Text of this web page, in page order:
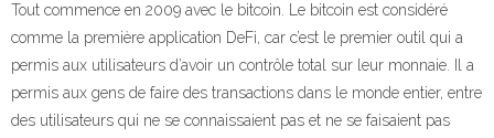
Tout commence en 2009 avec le bitcoin. Le bitcoin est considéré
comme la première application DeFi, car c’est le premier outil qui a
permis aux utilisateurs d’avoir un contrôle total sur leur monnaie. Il a
permis aux gens de faire des transactions dans le monde entier, entre
des utilisateurs qui ne se connaissaient pas et ne se faisaient pas